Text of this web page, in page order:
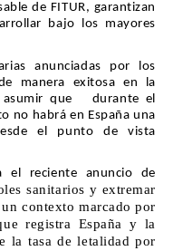
de FITUR, garantizan
bajo los mayores
anunciadas por los
manera exitosa en la
asumir que durante el
no habrá en España una
el punto de vista
el reciente anuncio de
sanitarios y extremar
contexto marcado por
registra España y la
la tasa de letalidad por